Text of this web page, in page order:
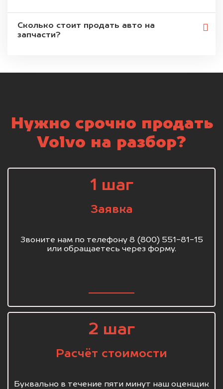
Сколько стоит продать авто на
запчасти?
Нужно срочно продать
Volvo на разбор?
1 шаг
Заявка
Звоните нам по телефону 8 (800) 551-81-15
или обращаетесь через форму.
2 шаг
Расчёт стоимости
Буквально в течение пяти минут наш оценщик